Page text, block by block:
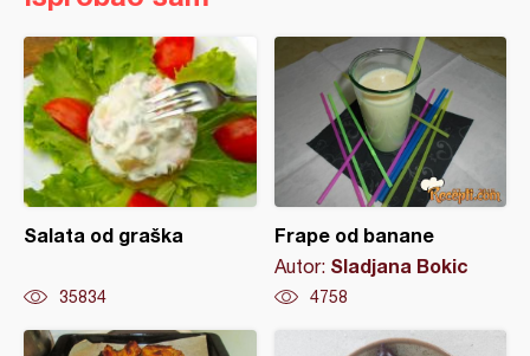
Salata od graška
35834
Frape od banane
Autor: Sladjana Bokic
4758